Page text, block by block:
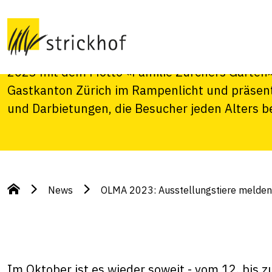
melden
Im Oktober ist es wieder soweit – vom 12. bis
2023 mit dem Motto «Familie Zürchers
Gastkanton Zürich im Rampenlicht und
und Darbietungen, die Besucher jeden Alters
News OLMA 2023: Ausstellungstiere melden